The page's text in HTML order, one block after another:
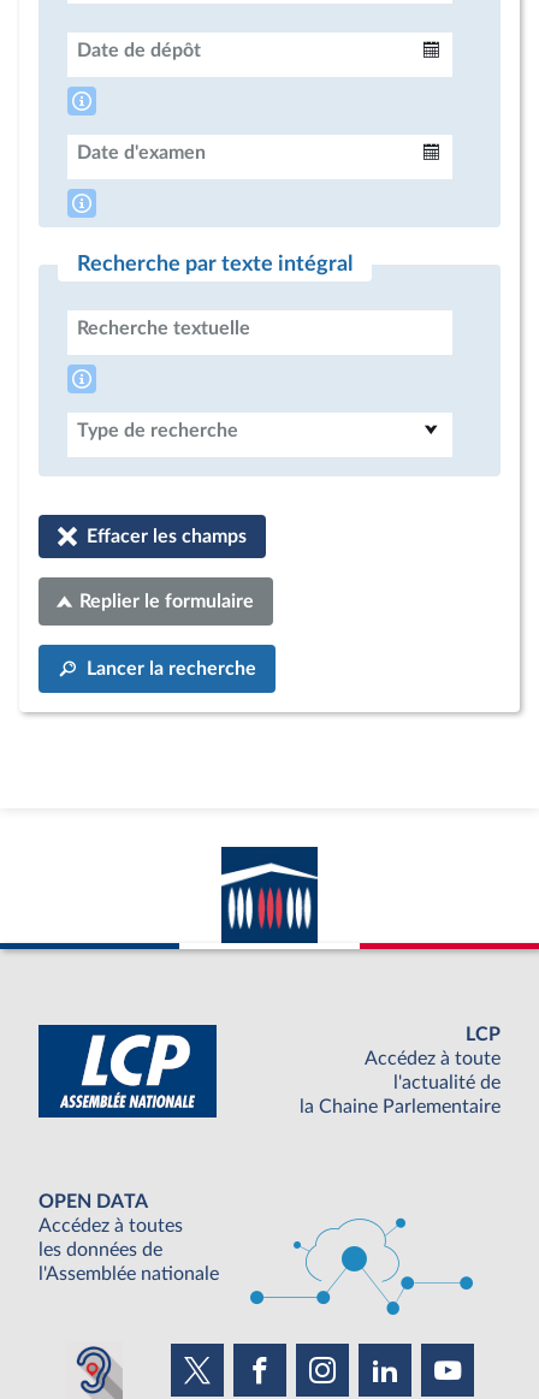
Date de dépôt
Date d'examen
Recherche par texte intégral
Recherche textuelle
Type de recherche
Effacer les champs
Replier le formulaire
Lancer la recherche
LCP
Accédez à toute
l'actualité de
la Chaine Parlementaire
OPEN DATA
Accédez à toutes
les données de
l'Assemblée nationale